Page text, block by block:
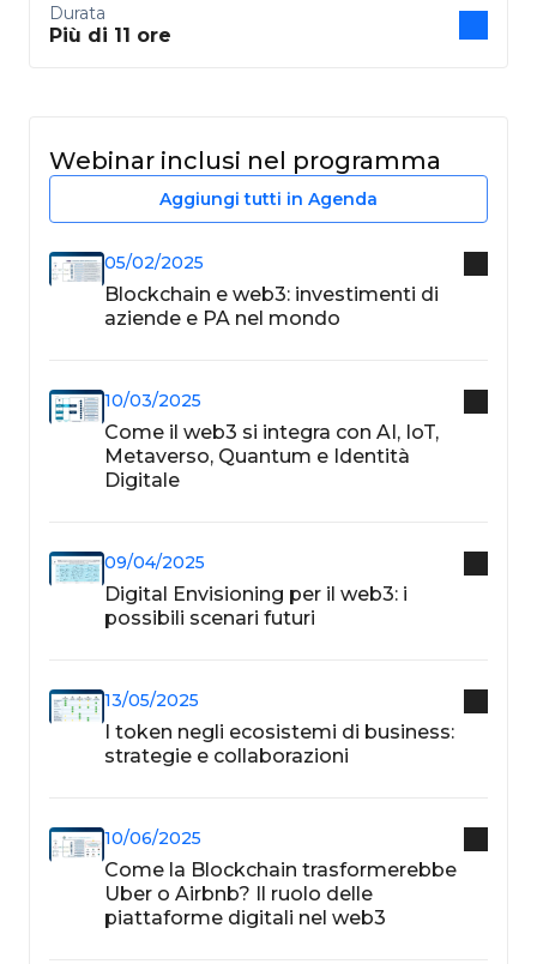
Durata
Più di 11 ore
Webinar inclusi nel programma
Aggiungi tutti in Agenda
05/02/2025
Blockchain e web3: investimenti di
aziende e PA nel mondo
10/03/2025
Come il web3 si integra con AI, IoT,
Metaverso, Quantum e Identità
Digitale
09/04/2025
Digital Envisioning per il web3: i
possibili scenari futuri
13/05/2025
I token negli ecosistemi di business:
strategie e collaborazioni
10/06/2025
Come la Blockchain trasformerebbe
Uber o Airbnb? Il ruolo delle
piattaforme digitali nel web3